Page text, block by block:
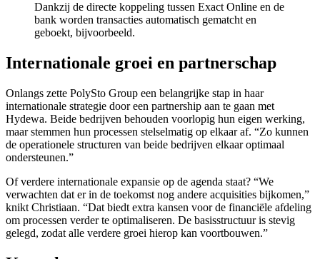
​Dankzij de directe koppeling tussen Exact Online en de
bank worden transacties automatisch gematcht en
geboekt, bijvoorbeeld.
Internationale groei en partnerschap
Onlangs zette PolySto Group een belangrijke stap in haar
internationale strategie door een partnership aan te gaan met
Hydewa. Beide bedrijven behouden voorlopig hun eigen werking,
maar stemmen hun processen stelselmatig op elkaar af. “Zo kunnen
de operationele structuren van beide bedrijven elkaar optimaal
ondersteunen.”
Of verdere internationale expansie op de agenda staat? “We
verwachten dat er in de toekomst nog andere acquisities bijkomen,”
knikt Christiaan. “Dat biedt extra kansen voor de financiële afdeling
om processen verder te optimaliseren. De basisstructuur is stevig
gelegd, zodat alle verdere groei hierop kan voortbouwen.”